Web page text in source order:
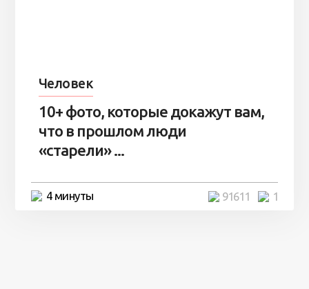
Человек
10+ фото, которые докажут вам,
что в прошлом люди
«старели» ...
4 минуты 1
91611